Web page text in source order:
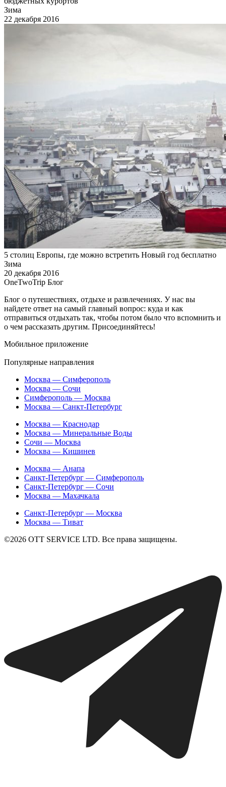
Зима
22 декабря 2016
5 столиц Европы, где можно встретить Новый год бесплатно
Зима
20 декабря 2016
OneTwoTrip Блог
Блог о путешествиях, отдыхе и развлечениях. У нас вы
найдете ответ на самый главный вопрос: куда и как
отправиться отдыхать так, чтобы потом было что вспомнить и
о чем рассказать другим. Присоединяйтесь!
Мобильное приложение
Популярные направления
Москва — Симферополь
Москва — Сочи
Симферополь — Москва
Москва — Санкт-Петербург
Москва — Краснодар
Москва — Минеральные Воды
Сочи — Москва
Москва — Кишинев
Москва — Анапа
Санкт-Петербург — Симферополь
Санкт-Петербург — Сочи
Москва — Махачкала
Санкт-Петербург — Москва
Москва — Тиват
©2026 ОТТ SERVICE LTD. Все права защищены.